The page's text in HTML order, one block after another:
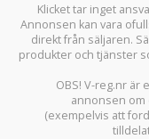
Klicket tar inget
Annonsen kan vara
direkt från säljaren.
produkter och tjänster
OBS! V-reg.nr är
annonsen om
(exempelvis att